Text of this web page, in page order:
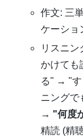
作文: 三
ケーショ
リスニ
かけても
る" → "す
ニングで
→ "何度
精読 (精